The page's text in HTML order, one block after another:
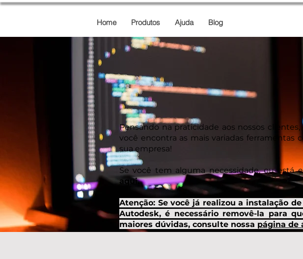
Home Produtos Ajuda Blog
Pensando na praticidade aos nossos
você encontra as mais variadas ferramentas
sua empresa!
Se você tem alguma necessidade, ou está
aqui.
Atenção: Se você já realizou a instalação
Autodesk, é necessário removê-la para
maiores dúvidas, consulte nossa página de